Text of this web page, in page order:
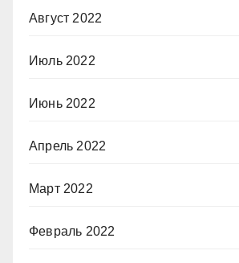
Август 2022
Июль 2022
Июнь 2022
Апрель 2022
Март 2022
Февраль 2022